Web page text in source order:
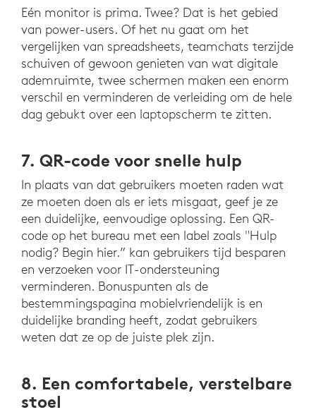
Eén monitor is prima. Twee? Dat is het gebied
van power-users. Of het nu gaat om het
vergelijken van spreadsheets, teamchats terzijde
schuiven of gewoon genieten van wat digitale
ademruimte, twee schermen maken een enorm
verschil en verminderen de verleiding om de hele
dag gebukt over een laptopscherm te zitten.
7. QR-code voor snelle hulp
In plaats van dat gebruikers moeten raden wat
ze moeten doen als er iets misgaat, geef je ze
een duidelijke, eenvoudige oplossing. Een QR-
code op het bureau met een label zoals "Hulp
nodig? Begin hier.” kan gebruikers tijd besparen
en verzoeken voor IT-ondersteuning
verminderen. Bonuspunten als de
bestemmingspagina mobielvriendelijk is en
duidelijke branding heeft, zodat gebruikers
weten dat ze op de juiste plek zijn.
8. Een comfortabele, verstelbare
stoel